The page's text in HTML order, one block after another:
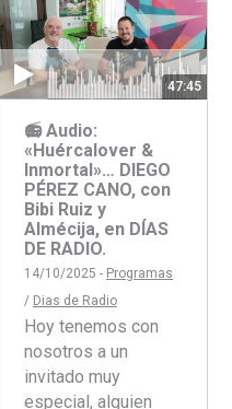
47:45
📻 Audio:
«Huércalover &
Inmortal»… DIEGO
PÉREZ CANO, con
Bibi Ruiz y
Almécija, en DÍAS
DE RADIO.
14/10/2025 - Programas
/ Dias de Radio
Hoy tenemos con
nosotros a un
invitado muy
especial, alguien